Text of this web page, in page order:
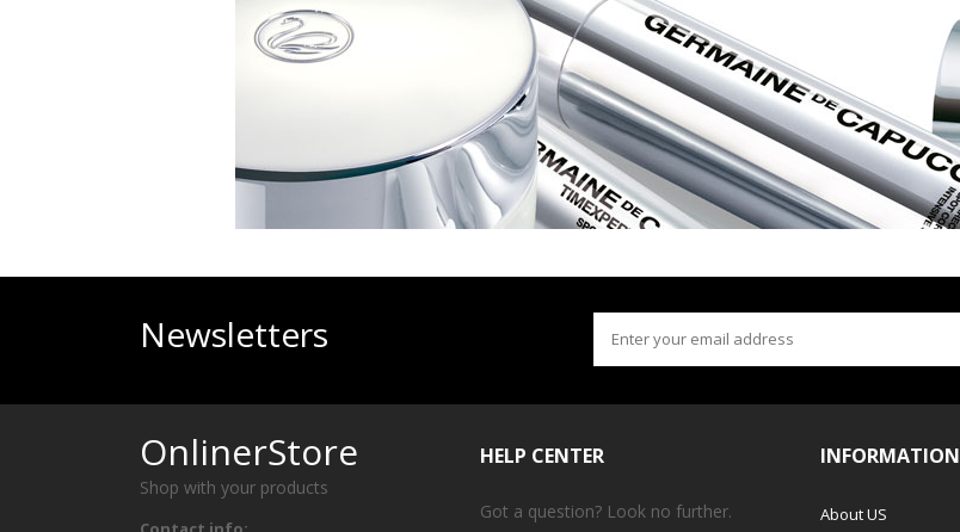
Newsletters
OnlinerStore
Shop with your products
HELP CENTER
Got a question? Look no further.
INFORMATION
About US